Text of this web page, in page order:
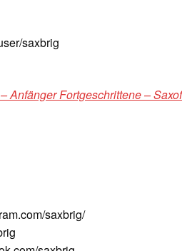
saxbrig
Anfänger Fortgeschrittene –
saxbrig/